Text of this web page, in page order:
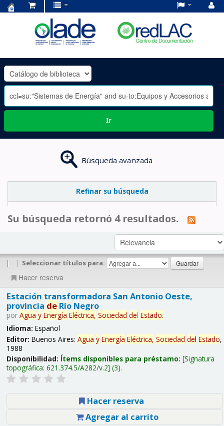
OLADE
-
Ir
Búsqueda avanzada
Refinar su búsqueda
Su búsqueda retornó 4 resultados.
| | Seleccionar títulos para:
Hacer reserva
Estación transformadora San Antonio Oeste,
provincia deRío Negro
por Agua y Energía Eléctrica, Sociedad del Estado.
Idioma: Español
Editor: Buenos Aires: Agua y Energía Eléctrica, Sociedad del Estado,
1988
Disponibilidad: Ítems disponibles para préstamo: Signatura
topográfica: 621.374.5/A282/v.2 (3).
Hacer reserva
Agregar al carrito